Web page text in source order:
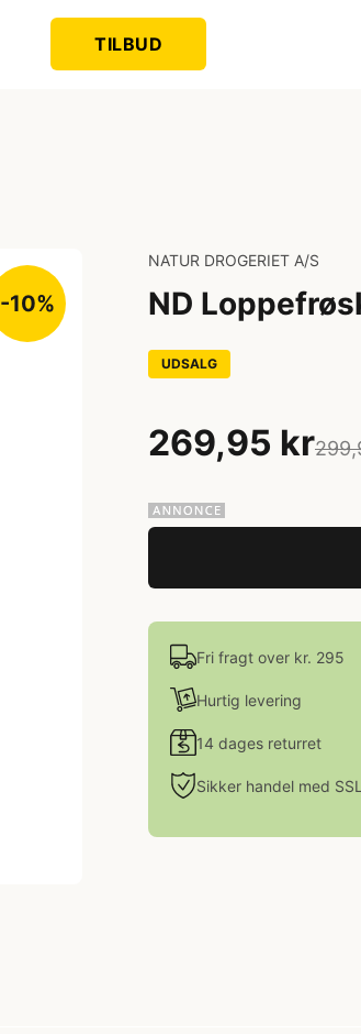
TILBUD
-10%
NATUR DROGERIET A/S
ND
UDSALG
269,95 kr
Fri fragt over kr. 295
Hurtig levering
14 dages returret
Sikker handel med SSL